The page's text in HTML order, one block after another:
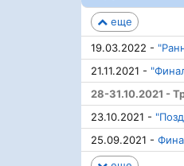
еще
19.03.2022 -
21.11.2021 -
28-31.10.2021 -
23.10.2021 -
25.09.2021 -